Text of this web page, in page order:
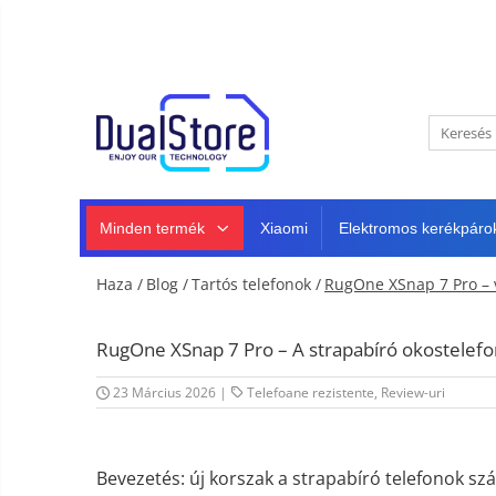
Minden (okos és klasszikus)
Telefongyártók
Masszív telefonok
5G telefonok
TV és
projektorok
Autó-,
otthon-
Autó DVR kamera
Minden termék Xiaomi Elektromos
Haza / Blog /Tartós telefonok / RugOne XSnap 7 Pro
RugOne XSnap 7 Pro – A strapabíró
23 Március 2026 | Telefoane rezistente, Review-uri
Bevezetés: új korszak a strapabíró telefonok